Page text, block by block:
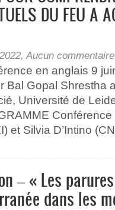
DU FEU A
Aucun commentaire
:
en anglais 9
Bal Gopal Shrestha
Université de
et Silvia D’Intino
– « Les
dans les